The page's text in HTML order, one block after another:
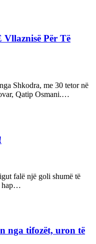
Për Të
Shkodra, me 30 tetor në
Qatip Osmani.…
falë një goli shumë të
hap…
nga tifozët, uron të